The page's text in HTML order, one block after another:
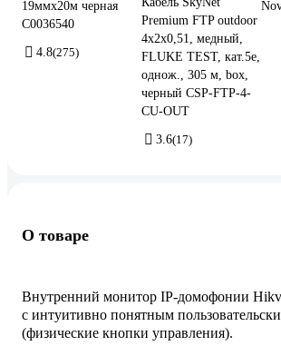
19ммх20м черная
C0036540
4.8(275)
Premium FTP outdoor
4x2x0,51, медный,
FLUKE TEST, кат.5e,
однож., 305 м, box,
черный CSP-FTP-4-
CU-OUT
3.6(17)
О товаре
Внутренний монитор IP-домофонии
с интуитивно понятным
(физические кнопки управления).